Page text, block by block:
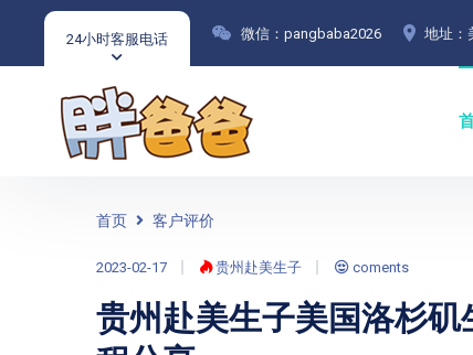
24小时客服电话 微信：pangbaba2026 地址：
首页 客户评价
2023-02-17 贵州赴美生子 coments
贵州赴美生子美国洛杉